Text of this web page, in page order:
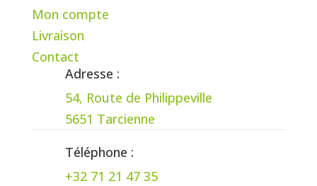
Mon compte
Livraison
Contact
Adresse :
54, Route de Philippeville
5651 Tarcienne
Téléphone :
+32 71 21 47 35